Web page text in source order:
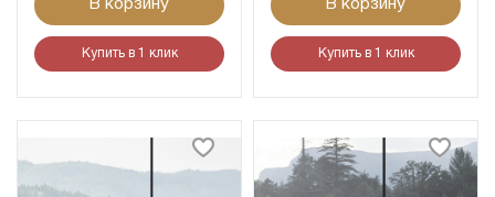
В корзину
Купить в 1 клик
В корзину
Купить в 1 клик